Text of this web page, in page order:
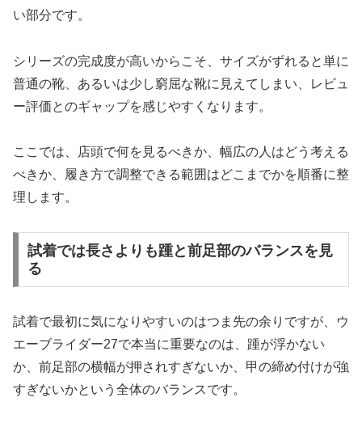
い部分です。
シリーズの完成度が高いからこそ、サイズがずれると単に
普通の靴、あるいは少し窮屈な靴に見えてしまい、レビュ
ー評価とのギャップを感じやすくなります。
ここでは、店頭で何を見るべきか、幅広の人はどう考える
べきか、履き方で調整できる範囲はどこまでかを順番に整
理します。
試着では長さよりも踵と前足部のバランスを見
る
試着で最初に気になりやすいのはつま先の余りですが、ウ
エーブライダー27で本当に重要なのは、踵が浮かない
か、前足部の横幅が押されすぎないか、甲の締め付けが強
すぎないかという全体のバランスです。